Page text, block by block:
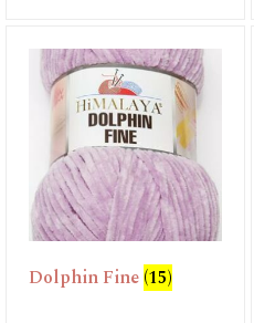
Dolphin Fine (15)